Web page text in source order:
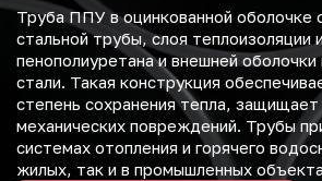
Труба ППУ в оцинкованной оболочке
стальной трубы, слоя теплоизоляции
пенополиуретана и внешней оболочки
стали. Такая конструкция
степень сохранения тепла, защищает
механических повреждений. Трубы
системах отопления и горячего
жилых, так и в промышленных